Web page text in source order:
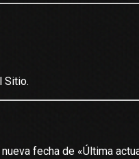
Sitio.
fecha de «Última